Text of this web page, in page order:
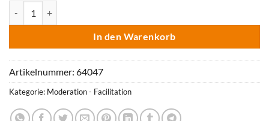
In den Warenkorb
Artikelnummer: 64047
Kategorie: Moderation - Facilitation